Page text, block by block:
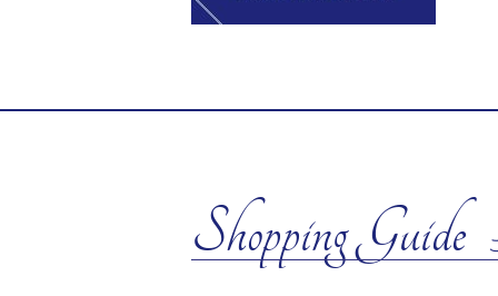
Shopping Guide